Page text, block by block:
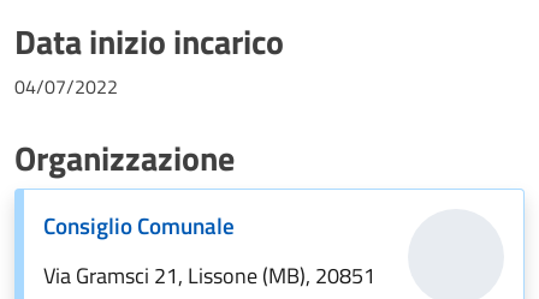
Data inizio incarico
04/07/2022
Organizzazione
Consiglio Comunale
Via Gramsci 21, Lissone (MB), 20851